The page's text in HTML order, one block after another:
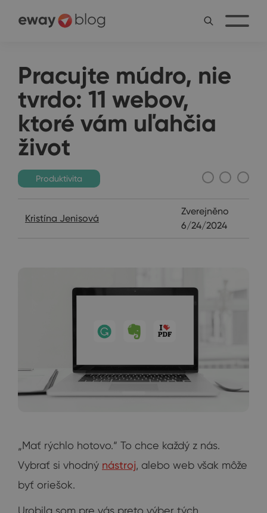
Pracujte múdro, nie
tvrdo: 11 webov,
ktoré vám uľahčia
život
Produktivita
Kristína Jenisová
Zverejněno
6/24/2024
„Mať rýchlo hotovo.“ To chce každý z nás.
Vybrať si vhodný nástroj, alebo web však môže
byť oriešok.
Urobila som pre vás preto výber tých